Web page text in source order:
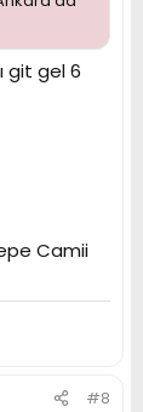
git gel 6
Camii
#8